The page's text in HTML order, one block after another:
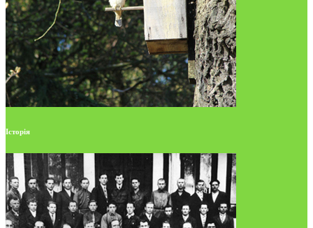
Історія